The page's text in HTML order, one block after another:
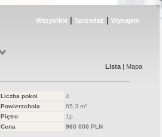
Wszystkie| Sprzedaż Wynajem
Lista| Mapa
Liczba pokoi
4
Powierzchnia
65,3 m²
Piętro
1p
Cena
960 000 PLN